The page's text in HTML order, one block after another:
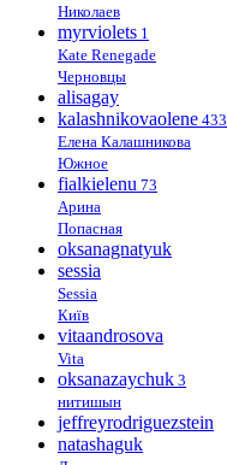
Николаев
myrviolets 1
Kate Renegade
Черновцы
alisagay
kalashnikovaolene 433
Елена Калашникова
Южное
fialkielenu 73
Арина
Попасная
oksanagnatyuk
sessia
Sessia
Київ
vitaandrosova
Vita
oksanazaychuk 3
нитишын
jeffreyrodriguezstein
natashaguk